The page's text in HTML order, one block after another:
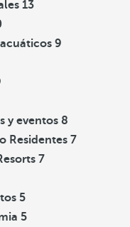
13
9
y eventos 8
Residentes 7
7
5
5